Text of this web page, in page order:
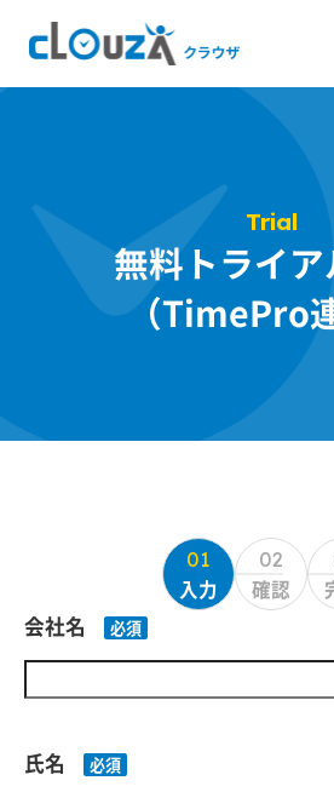
Trial
無料トライ
（TimePro
01
入力
02
確認
会社名
氏名